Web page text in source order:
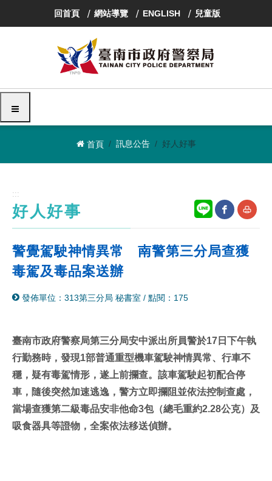
區
回首頁 網站導覽 ENGLISH 兒童版
選單
首頁 訊息公告 好人好事
:::
好人好事
網
facebook
友
警覺駕駛神情異常 南警第三分局查獲
毒駕及毒品案送辦
發佈單位：313第三分局 秘書室 / 點閱：175
臺南市政府警察局第三分局安中派出所員警於17日下午執
行勤務時，發現1部普通重型機車駕駛神情異常、行車不
穩，疑有毒駕情形，遂上前攔查。該車駕駛起初配合停
車，隨後突然加速逃逸，警方立即攔阻並依法控制查處，
當場查獲第二級毒品安非他命3包（總毛重約2.28公克）及
吸食器具等證物，全案依法移送偵辦。